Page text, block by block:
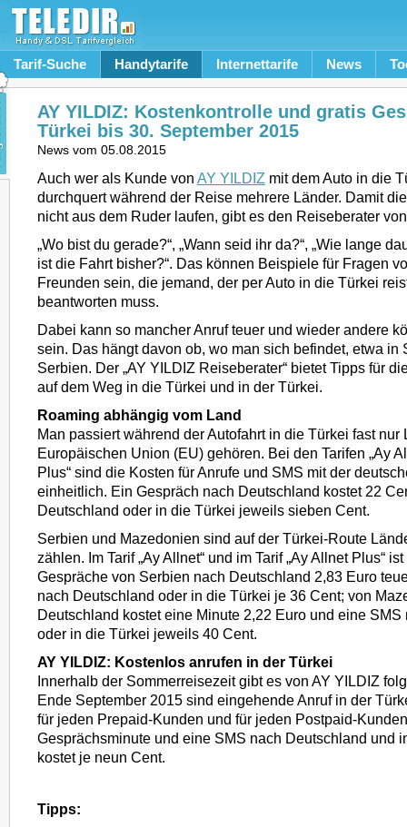
Tarif-Suche Handytarife Internettarife News
AY YILDIZ: Kostenkontrolle und gratis
Türkei bis 30. September 2015
News vom 05.08.2015
Auch wer als Kunde von AY YILDIZ mit dem Auto in die
durchquert während der Reise mehrere Länder. Damit
nicht aus dem Ruder laufen, gibt es den Reiseberater
„Wo bist du gerade?“, „Wann seid ihr da?“, „Wie lange
ist die Fahrt bisher?“. Das können Beispiele für Fragen
Freunden sein, die jemand, der per Auto in die Türkei
beantworten muss.
Dabei kann so mancher Anruf teuer und wieder andere
sein. Das hängt davon ob, wo man sich befindet, etwa in
Serbien. Der „AY YILDIZ Reiseberater“ bietet Tipps für
auf dem Weg in die Türkei und in der Türkei.
Roaming abhängig vom Land
Man passiert während der Autofahrt in die Türkei fast nur
Europäischen Union (EU) gehören. Bei den Tarifen „Ay
Plus“ sind die Kosten für Anrufe und SMS mit der
einheitlich. Ein Gespräch nach Deutschland kostet 22
Deutschland oder in die Türkei jeweils sieben Cent.
Serbien und Mazedonien sind auf der Türkei-Route
zählen. Im Tarif „Ay Allnet“ und im Tarif „Ay Allnet Plus“
Gespräche von Serbien nach Deutschland 2,83 Euro
nach Deutschland oder in die Türkei je 36 Cent; von
Deutschland kostet eine Minute 2,22 Euro und eine
oder in die Türkei jeweils 40 Cent.
AY YILDIZ: Kostenlos anrufen in der Türkei
Innerhalb der Sommerreisezeit gibt es von AY YILDIZ
Ende September 2015 sind eingehende Anruf in der
für jeden Prepaid-Kunden und für jeden Postpaid-
Gesprächsminute und eine SMS nach Deutschland und
kostet je neun Cent.
Tipps: